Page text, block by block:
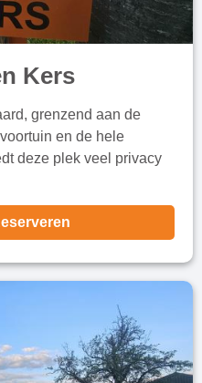
Kers
grenzend aan de
en de hele
deze plek veel privacy